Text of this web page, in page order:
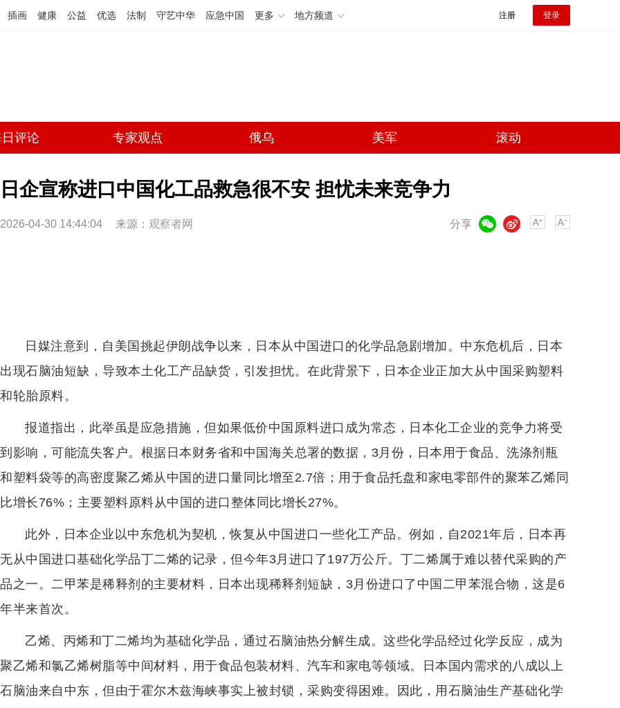
插画 健康 公益 优选 法制 守艺中华 应急中国 更多 地方频道 注册 登录
评论 专家观点 俄乌 美军 滚动
日企宣称进口中国化工品救急很不安 担忧未来竞争力
2026-04-30 14:44:04 来源： 观察者网 分享
微博
日媒注意到，自美国挑起伊朗战争以来，日本从中国进口的化学品急剧增加。中东危机后，日本
出现石脑油短缺，导致本土化工产品缺货，引发担忧。在此背景下，日本企业正加大从中国采购塑料
和轮胎原料。
报道指出，此举虽是应急措施，但如果低价中国原料进口成为常态，日本化工企业的竞争力将受
到影响，可能流失客户。根据日本财务省和中国海关总署的数据，3月份，日本用于食品、洗涤剂瓶
和塑料袋等的高密度聚乙烯从中国的进口量同比增至2.7倍；用于食品托盘和家电零部件的聚苯乙烯同
比增长76%；主要塑料原料从中国的进口整体同比增长27%。
此外，日本企业以中东危机为契机，恢复从中国进口一些化工产品。例如，自2021年后，日本再
无从中国进口基础化学品丁二烯的记录，但今年3月进口了197万公斤。丁二烯属于难以替代采购的产
品之一。二甲苯是稀释剂的主要材料，日本出现稀释剂短缺，3月份进口了中国二甲苯混合物，这是6
年半来首次。
乙烯、丙烯和丁二烯均为基础化学品，通过石脑油热分解生成。这些化学品经过化学反应，成为
聚乙烯和氯乙烯树脂等中间材料，用于食品包装材料、汽车和家电等领域。日本国内需求的八成以上
石脑油来自中东，但由于霍尔木兹海峡事实上被封锁，采购变得困难。因此，用石脑油生产基础化学